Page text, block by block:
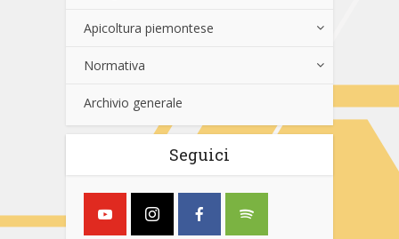
Apicoltura piemontese
Normativa
Archivio generale
Seguici